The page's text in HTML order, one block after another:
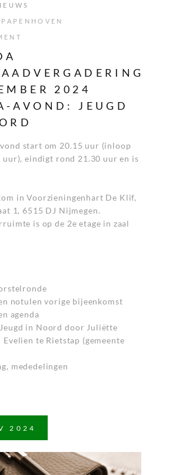
2024
AVOND: JEUGD
start om 20.15 uur (inloop
uur), eindigt rond 21.30 uur en is
in Voorzieningenhart De Klif,
1, 6515 DJ Nijmegen.
is op de 2e etage in zaal
notulen vorige bijeenkomst
agenda
in Noord door Juliëtte
Evelien te Rietstap (gemeente
mededelingen
2024